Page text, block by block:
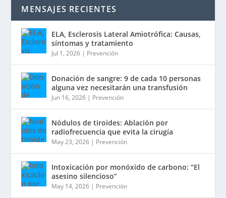
MENSAJES RECIENTES
ELA, Esclerosis Lateral Amiotrófica: Causas,
síntomas y tratamiento
Jul 1, 2026 | Prevención
Donación de sangre: 9 de cada 10 personas
alguna vez necesitarán una transfusión
Jun 16, 2026 | Prevención
Nódulos de tiroides: Ablación por
radiofrecuencia que evita la cirugía
May 23, 2026 | Prevención
Intoxicación por monóxido de carbono: ”El
asesino silencioso”
May 14, 2026 | Prevención